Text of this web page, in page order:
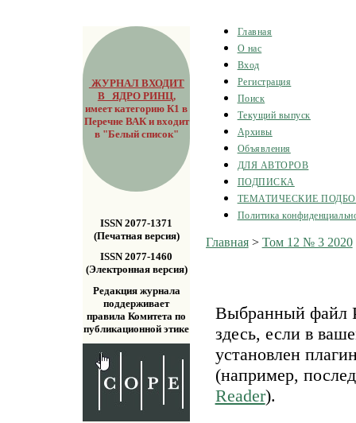
ЖУРНАЛ ВХОДИТ
В ЯДРО РИНЦ,
имеет категорию К1 в
Перечне ВАК и входит
в "Белый список"
ISSN 2077-1371
(Печатная версия)
ISSN 2077-1460
(Электронная версия)
Редакция журнала
поддерживает
правила Комитета по
публикационной этике
Главная
О нас
Вход
Регистрация
Поиск
Текущий выпуск
Архивы
Объявления
ДЛЯ АВТОРОВ
ПОДПИСКА
ТЕМАТИЧЕСКИЕ
Политика
Главная> Том 12 № 3 2020
Выбранный файл
здесь, если в
установлен
(например,
Reader).